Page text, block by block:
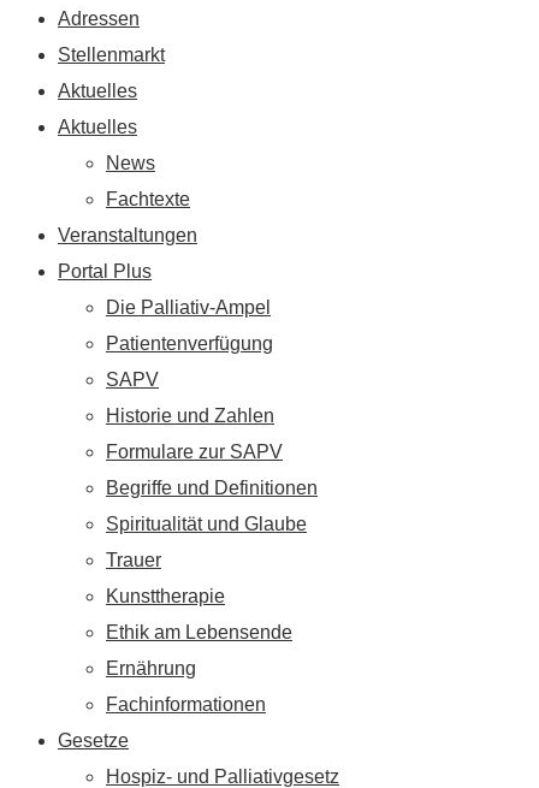
Adressen
Stellenmarkt
Aktuelles
Aktuelles
News
Fachtexte
Veranstaltungen
Portal Plus
Die Palliativ-Ampel
Patientenverfügung
SAPV
Historie und Zahlen
Formulare zur SAPV
Begriffe und Definitionen
Spiritualität und Glaube
Trauer
Kunsttherapie
Ethik am Lebensende
Ernährung
Fachinformationen
Gesetze
Hospiz- und Palliativgesetz